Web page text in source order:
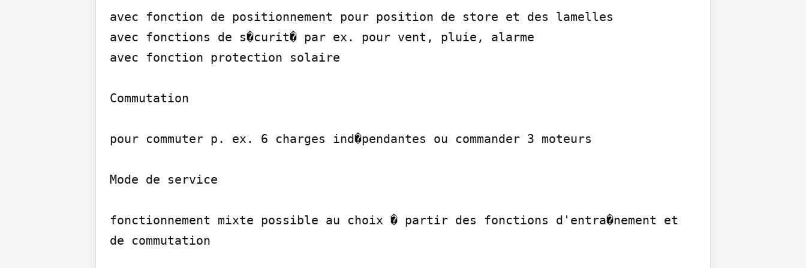
avec fonction de positionnement pour position de store et des lamelles
avec fonctions de s�curit� par ex. pour vent, pluie, alarme
avec fonction protection solaire
Commutation
pour commuter p. ex. 6 charges ind�pendantes ou commander 3 moteurs
Mode de service
fonctionnement mixte possible au choix � partir des fonctions d'entra�nement et
de commutation